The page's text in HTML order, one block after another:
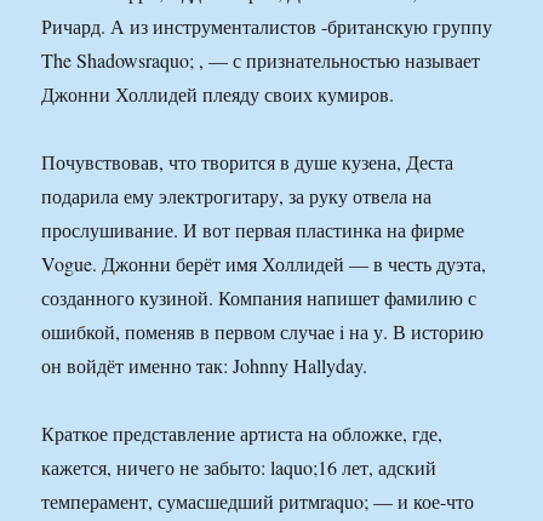
Ричард. А из инструменталистов -британскую группу
The Shadowsraquo; , — с признательностью называет
Джонни Холлидей плеяду своих кумиров.
Почувствовав, что творится в душе кузена, Деста
подарила ему электрогитару, за руку отвела на
прослушивание. И вот первая пластинка на фирме
Vogue. Джонни берёт имя Холлидей — в честь дуэта,
созданного кузиной. Компания напишет фамилию с
ошибкой, поменяв в первом случае i на у. В историю
он войдёт именно так: Johnny Hallyday.
Краткое представление артиста на обложке, где,
кажется, ничего не забыто: laquo;16 лет, адский
темперамент, сумасшедший ритмraquo; — и кое-что